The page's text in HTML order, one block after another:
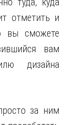
отметить и
вы сможете
вам
дизайна
за ним